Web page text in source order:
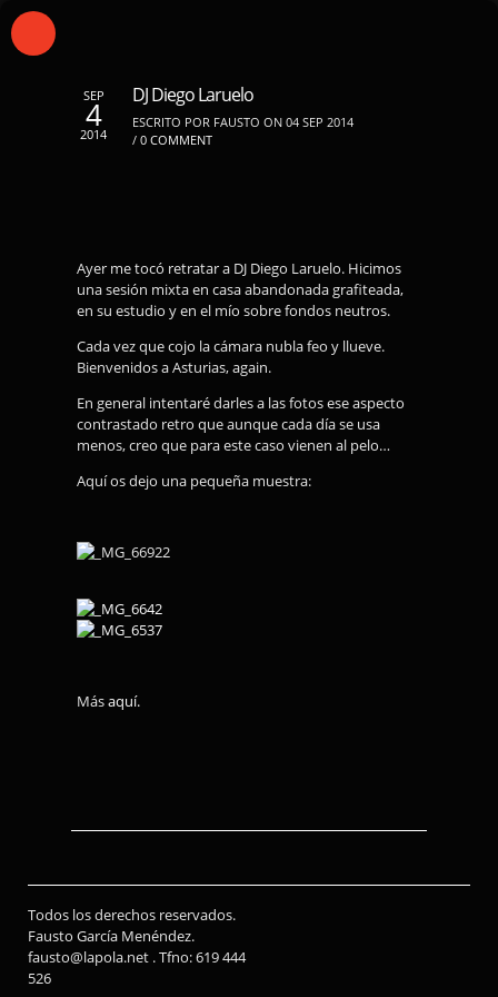
SEP
4
2014
DJ Diego Laruelo
ESCRITO POR FAUSTO ON 04 SEP 2014
/ 0 COMMENT
Ayer me tocó retratar a DJ Diego Laruelo. Hicimos
una sesión mixta en casa abandonada grafiteada,
en su estudio y en el mío sobre fondos neutros.
Cada vez que cojo la cámara nubla feo y llueve.
Bienvenidos a Asturias, again.
En general intentaré darles a las fotos ese aspecto
contrastado retro que aunque cada día se usa
menos, creo que para este caso vienen al pelo…
Aquí os dejo una pequeña muestra:
Másaquí.
Todos los derechos reservados.
Fausto García Menéndez.
fausto@lapola.net . Tfno: 619 444
526